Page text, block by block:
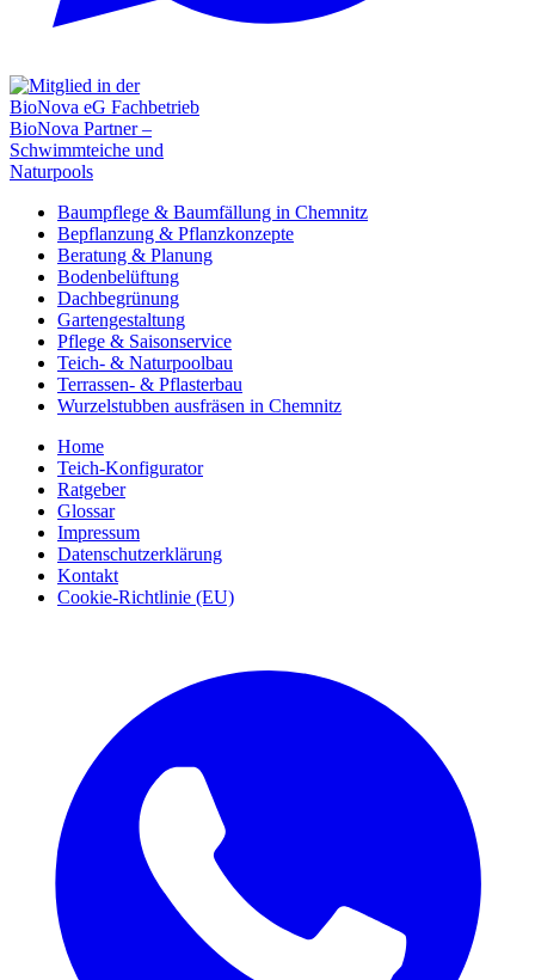
Baumpflege & Baumfällung in Chemnitz
Bepflanzung & Pflanzkonzepte
Beratung & Planung
Bodenbelüftung
Dachbegrünung
Gartengestaltung
Pflege & Saisonservice
Teich- & Naturpoolbau
Terrassen- & Pflasterbau
Wurzelstubben ausfräsen in Chemnitz
Home
Teich-Konfigurator
Ratgeber
Glossar
Impressum
Datenschutzerklärung
Kontakt
Cookie-Richtlinie (EU)